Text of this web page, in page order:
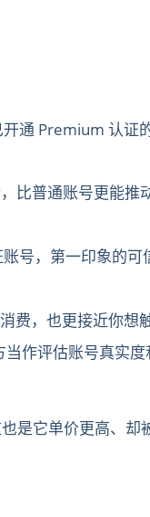
通 Premium 认证
比普通账号更能推
号，第一印象的
，也更接近你想
作评估账号真实
是它单价更高、却